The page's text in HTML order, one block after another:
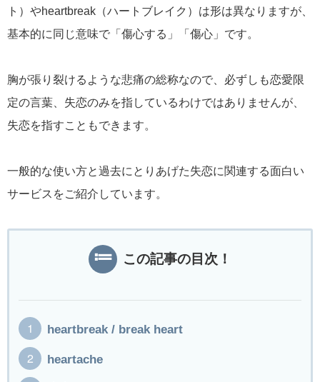
ト）やheartbreak（ハートブレイク）は形は異なりますが、
基本的に同じ意味で「傷心する」「傷心」です。
胸が張り裂けるような悲痛の総称なので、必ずしも恋愛限
定の言葉、失恋のみを指しているわけではありませんが、
失恋を指すこともできます。
一般的な使い方と過去にとりあげた失恋に関連する面白い
サービスをご紹介しています。
この記事の目次！
heartbreak / break heart
heartache